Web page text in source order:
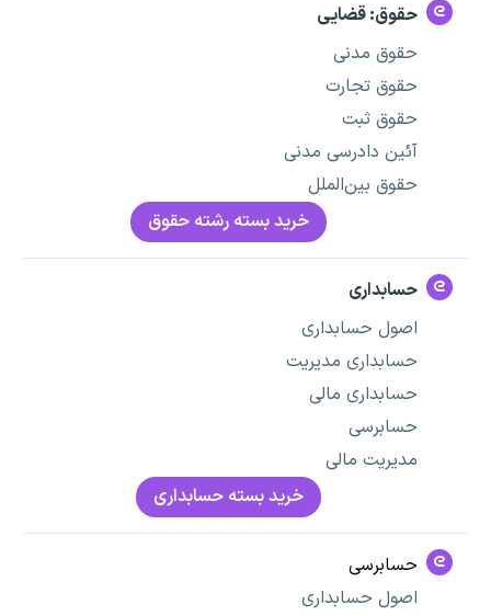
حقوق: قضایی
حقوق مدنی
حقوق تجارت
حقوق ثبت
آئین دادرسی مدنی
حقوق بین‌الملل
خرید بسته رشته حقوق
حسابداری
اصول حسابداری
حسابداری مدیریت
حسابداری مالی
حسابرسی
مدیریت مالی
خرید بسته حسابداری
حسابرسی
اصول حسابداری